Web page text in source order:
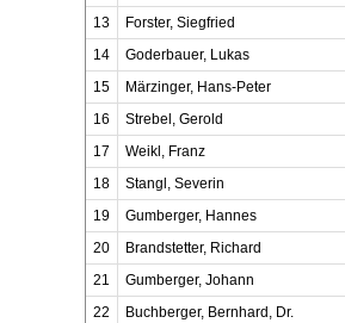
13
Forster, Siegfried
14
Goderbauer, Lukas
15
Märzinger, Hans-Peter
16
Strebel, Gerold
17
Weikl, Franz
18
Stangl, Severin
19
Gumberger, Hannes
20
Brandstetter, Richard
21
Gumberger, Johann
22
Buchberger, Bernhard, Dr.